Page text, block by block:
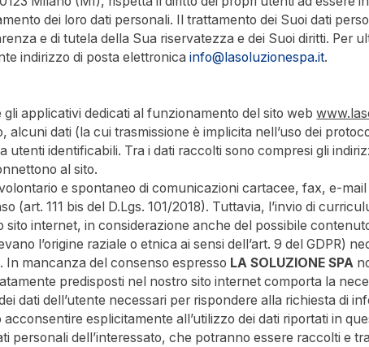
dei loro dati personali. Il trattamento dei Suoi dati
e di tutela della Sua riservatezza e dei Suoi diritti. Per
indirizzo di posta elettronicainfo@lasoluzionespa.it.
gli applicativi dedicati al funzionamento del sito web
dati (la cui trasmissione è implicita nell’uso dei
identificabili. Tra i dati raccolti sono compresi gli
al sito.
volontario e spontaneo di comunicazioni cartacee, fax, e-
(art. 111 bis del D.Lgs. 101/2018). Tuttavia, l’invio di
internet, in considerazione anche del possibile
l’origine raziale o etnica ai sensi dell’art. 9 del GDPR)
In mancanza del consenso espresso LA SOLUZIONE SPA
predisposti nel nostro sito internet comporta la
dati dell’utente necessari per rispondere alla richiesta di
esplicitamente all’utilizzo dei dati riportati in
personali dell’interessato, che potranno essere raccolti e